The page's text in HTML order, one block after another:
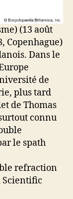
(13 août
Copenhague)
Dans le
de
plus tard
de Thomas
connu
le spath